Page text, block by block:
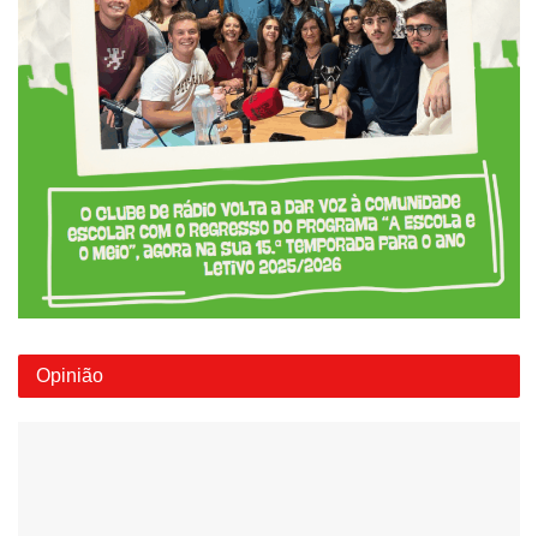
Opinião